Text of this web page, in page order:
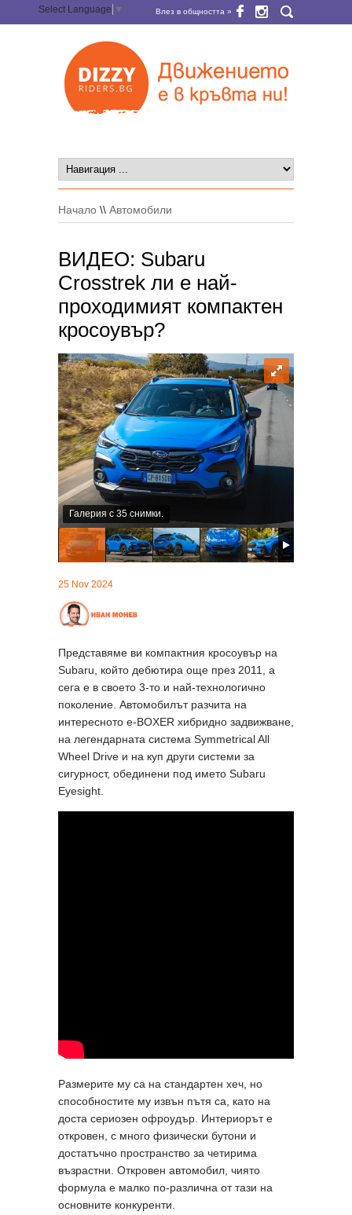
Select Language ▼ Влез в общността »
Начало \\ Автомобили
ВИДЕО: Subaru
Crosstrek ли е най-
проходимият компактен
кросоувър?
Галерия с 35 снимки.
25 Nov 2024
Представяме ви компактния кросоувър на
Subaru, който дебютира още през 2011, а
сега е в своето 3-то и най-технологично
поколение. Автомобилът разчита на
интересното е-BOXER хибридно задвижване,
на легендарната система Symmetrical All
Wheel Drive и на куп други системи за
сигурност, обединени под името Subaru
Eyesight.
Размерите му са на стандартен хеч, но
способностите му извън пътя са, като на
доста сериозен офроудър. Интериорът е
откровен, с много физически бутони и
достатъчно пространство за четирима
възрастни. Откровен автомобил, чиято
формула е малко по-различна от тази на
основните конкуренти.